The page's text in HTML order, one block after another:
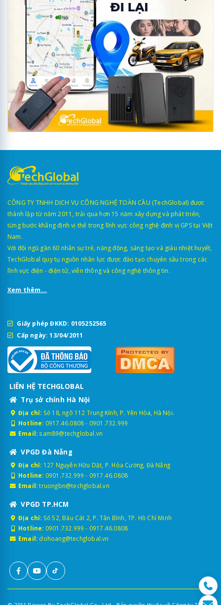
CÔNG TY TNHH DỊCH VỤ CÔNG NGHỆ TOÀN CẦU (TechGlobal) được
thành lập từ năm 2011, trải qua hơn 15 năm xây dựng và phát triển,
từng bước khẳng định vị thế trong lĩnh vực công nghệ định vị GPS tại Việt
Nam.
Với đội ngũ gần 60 nhân sự trẻ, năng động, sáng tạo và giàu nhiệt huyết,
TechGlobal quy tụ nguồn nhân lực được đào tạo chuyên sâu trong các
lĩnh vực điện - điện tử, viễn thông và công nghệ thông tin.
Xem thêm...
Giấy phép ĐKKD: 0105252565
Cấp ngày: 13/04/2011
LIÊN HỆ TECHGLOBAL
Trụ sở chính Hà Nội
Địa chỉ: Số 18, ngõ 112 Trung Kính, P. Yên Hòa, Hà Nội.
Hotline: 0917.46.0808- 0901.732.999
Email: sam89@techglobal.vn
VPGD Đà Nẵng
Địa chỉ: 127 Nguyễn Hữu Dật, P. Hòa Cường, Đà Nẵng
Hotline: 0901.732.999 - 0917.46.0808
Email: truongbn@techglobal.vn
VPGD TP.HCM
Địa chỉ: Số 52, Bàu Cát 2, P. Tân Bình, TP. Hồ Chí Minh
Hotline: 0901.732.999 - 0917.46.0808
Email: dohoang@techglobal.vn